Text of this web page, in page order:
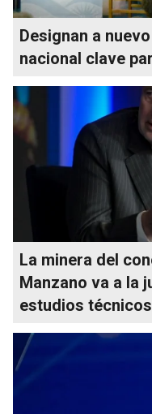
Designan a
nacional clave
La minera del
Manzano va a la
estudios